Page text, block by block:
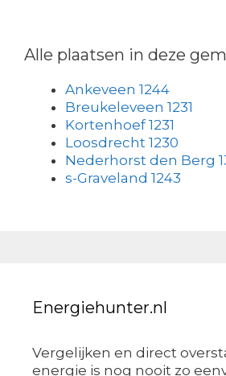
Alle plaatsen in deze
Ankeveen 1244
Breukeleveen 1231
Kortenhoef 1231
Loosdrecht 1230
Nederhorst den Berg
s-Graveland 1243
Energiehunter.nl
Vergelijken en direct
energie is nog nooit zo